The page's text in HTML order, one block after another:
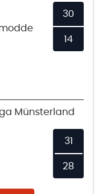
30
14
Münsterland
31
28